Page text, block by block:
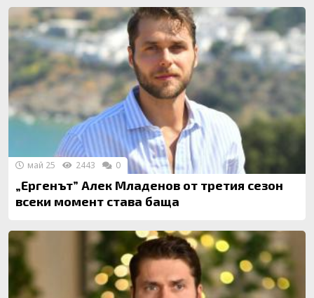
„Ергенът” Алек Младенов от третия сезон
всеки момент става баща
май 25 2443 0